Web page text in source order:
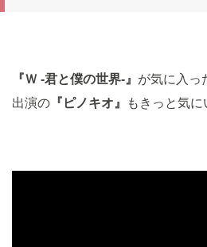
『 Ｗ -君と僕の世界-』 が気に入っ
出演の 『ピノキオ』 もきっと気に